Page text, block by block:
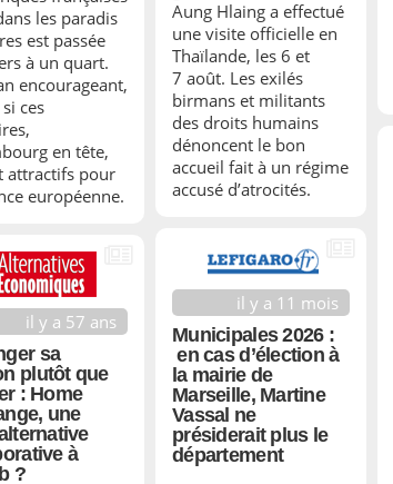
les paradis
est passée
à un quart.
encourageant,
ces
en tête,
attractifs pour
européenne.
Aung Hlaing a effectué
une visite officielle en
Thaïlande, les 6 et
7 août. Les exilés
birmans et militants
des droits humains
dénoncent le bon
accueil fait à un régime
accusé d’atrocités.
il y a 11 mois
Municipales 2026 :
en cas d’élection à
la mairie de
Marseille, Martine
Vassal ne
présiderait plus le
département
il y a 57 ans
sa
plutôt que
: Home
une
à
?